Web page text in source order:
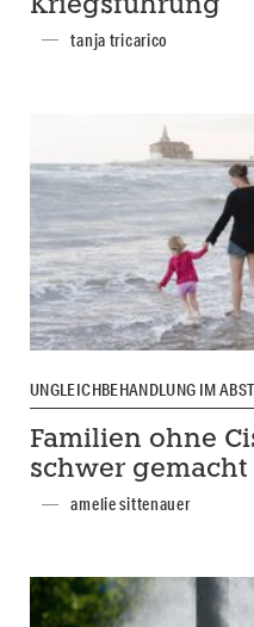
Kriegsführung
tanja tricarico
UNGLEICHBEHANDLUNG IM
Familien ohne
schwer gemacht
amelie sittenauer